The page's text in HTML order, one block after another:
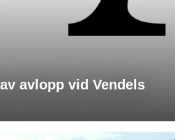
avlopp vid Vendels